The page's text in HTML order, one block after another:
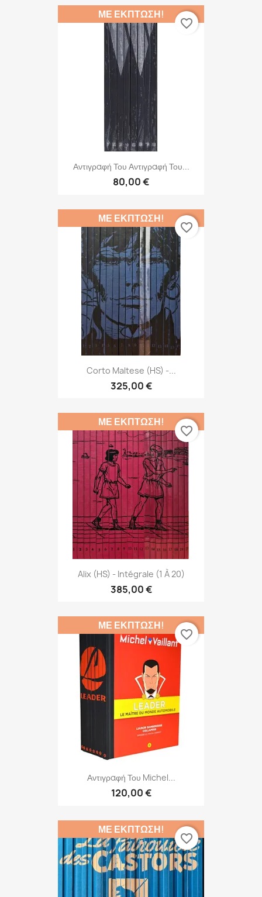
Αντιγραφή Του Αντιγραφή Του...
80,00 €
ΜΕ ΈΚΠΤΩΣΗ!
favorite_border
Corto Maltese (HS) -...
325,00 €
ΜΕ ΈΚΠΤΩΣΗ!
favorite_border
Alix (HS) - Intégrale (1 À 20)
385,00 €
ΜΕ ΈΚΠΤΩΣΗ!
favorite_border
Αντιγραφή Του Michel...
120,00 €
ΜΕ ΈΚΠΤΩΣΗ!
favorite_border
ΜΕ ΈΚΠΤΩΣΗ!
favorite_border